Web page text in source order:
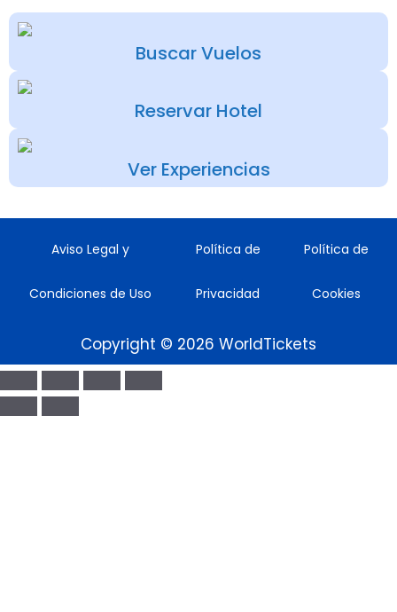
Buscar Vuelos
Reservar Hotel
Ver Experiencias
Aviso Legal y
Condiciones de Uso
Política de
Privacidad
Política de
Cookies
Copyright © 2026 WorldTickets